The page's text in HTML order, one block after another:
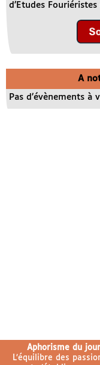
d’Etudes
A
Pas d’évènements à
Aphorisme du
L’équilibre des